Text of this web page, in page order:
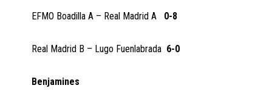
EFMO Boadilla A – Real Madrid A 0-8
Real Madrid B – Lugo Fuenlabrada 6-0
Benjamines